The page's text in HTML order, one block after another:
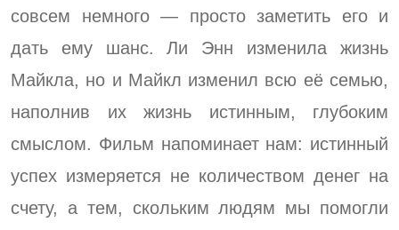
совсем немного — просто заметить его и
дать ему шанс. Ли Энн изменила жизнь
Майкла, но и Майкл изменил всю её семью,
наполнив их жизнь истинным, глубоким
смыслом. Фильм напоминает нам: истинный
успех измеряется не количеством денег на
счету, а тем, скольким людям мы помогли